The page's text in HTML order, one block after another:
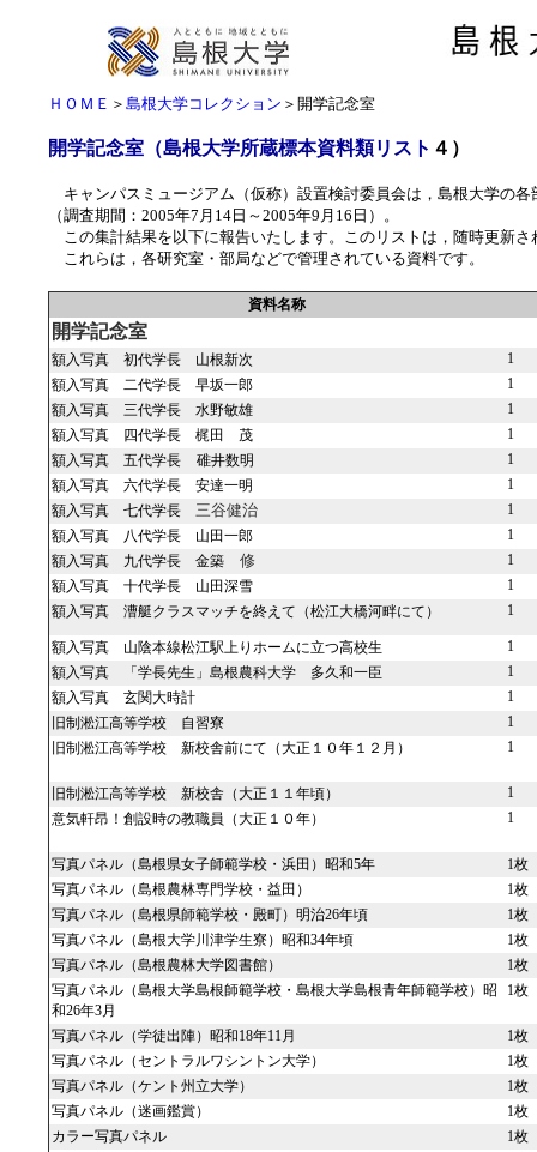
ＨＯＭＥ ＞ 島根大学コレクション ＞ 開学記念室
開学記念室（島根大学所蔵標本資料類リスト ４）
キャンパスミュージアム（仮称）設置検討委員会は，島根大学の
（調査期間：2005年7月14日～2005年9月16日）。
この集計結果を以下に報告いたします。このリストは，随時更新さ
これらは，各研究室・部局などで管理されている資料です。
資料名称
開学記念室
額入写真 初代学長 山根新次
1
額入写真 二代学長 早坂一郎
1
額入写真 三代学長 水野敏雄
1
額入写真 四代学長 梶田 茂
1
額入写真 五代学長
碓井数明
1
額入写真 六代学長 安達一明
1
額入写真 七代学長 三谷健治
1
額入写真 八代学長 山田一郎
1
額入写真 九代学長 金築 修
1
額入写真 十代学長 山田深雪
1
額入写真 漕艇クラスマッチを終えて（松江大橋河畔にて）
1
額入写真 山陰本線松江駅上りホームに立つ高校生
1
額入写真 「学長先生」島根農科大学 多久和一臣
1
額入写真 玄関大時計
1
旧制淞江高等学校 自習寮
1
旧制淞江高等学校 新校舎前にて（大正１０年１２月）
1
旧制淞江高等学校 新校舎（大正１１年頃）
1
意気軒昂！創設時の教職員（大正１０年）
1
写真パネル（島根県女子師範学校・浜田）昭和5年
1枚
写真パネル（島根農林専門学校・益田）
1枚
写真パネル（島根県師範学校・殿町）明治26年頃
1枚
写真パネル（島根大学川津学生寮）昭和34年頃
1枚
写真パネル（島根農林大学図書館）
1枚
写真パネル（島根大学島根師範学校・島根大学島根青年師範学校）昭
和26年3月
1枚
写真パネル（学徒出陣）昭和18年11月
1枚
写真パネル（セントラルワシントン大学）
1枚
写真パネル（ケント州立大学）
1枚
写真パネル（迷画鑑賞）
1枚
カラー写真パネル
1枚